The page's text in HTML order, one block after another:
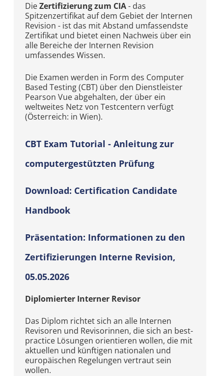
DieZertifizierung zum CIA- das
Spitzenzertifikat auf dem Gebiet der Internen
Revision - ist das mit Abstand umfassendste
Zertifikat und bietet einen Nachweis über ein
alle Bereiche der Internen Revision
umfassendes Wissen.
Die Examen werden in Form des Computer
Based Testing (CBT) über den Dienstleister
Pearson Vue abgehalten, der über ein
weltweites Netz von Testcentern verfügt
(Österreich: in Wien).
CBT Exam Tutorial - Anleitung zur
computergestützten Prüfung
Download: Certification Candidate
Handbook
Präsentation: Informationen zu den
Zertifizierungen Interne Revision,
05.05.2026
Diplomierter Interner Revisor
Das Diplom richtet sich an alle Internen
Revisoren und Revisorinnen, die sich an best-
practice Lösungen orientieren wollen, die mit
aktuellen und künftigen nationalen und
europäischen Regelungen vertraut sein
wollen.